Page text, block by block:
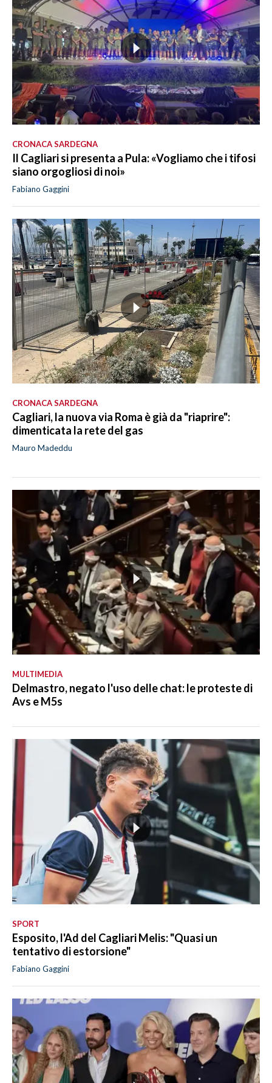
CRONACA SARDEGNA
Il Cagliari si presenta a Pula: «Vogliamo che i tifosi
siano orgogliosi di noi»
Fabiano Gaggini
CRONACA SARDEGNA
Cagliari, la nuova via Roma è già da "riaprire":
dimenticata la rete del gas
Mauro Madeddu
MULTIMEDIA
Delmastro, negato l'uso delle chat: le proteste di
Avs e M5s
SPORT
Esposito, l'Ad del Cagliari Melis: "Quasi un
tentativo di estorsione"
Fabiano Gaggini